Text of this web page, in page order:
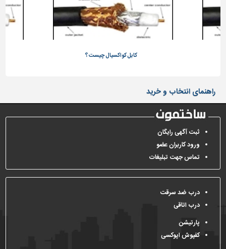
کابل کواکسیال چیست؟
راهنمای انتخاب و خرید
ثبت آگهی رایگان
ورود کاربران عضو
تماس جهت تبلیغات
درب ضد سرقت
درب اتاقی
پارتیشن
کفپوش اپوکسی